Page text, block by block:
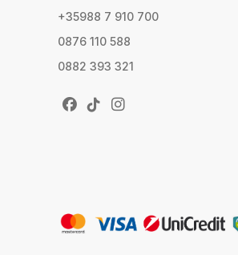
+35988 7 910 700
0876 110 588
0882 393 321